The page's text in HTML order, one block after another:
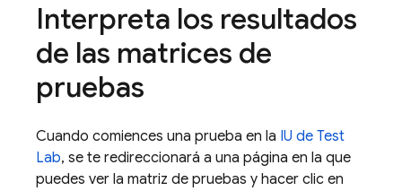
Interpreta los resultados
de las matrices de
pruebas
Cuando comiences una prueba en la IU de Test
Lab, se te redireccionará a una página en la que
puedes ver la matriz de pruebas y hacer clic en